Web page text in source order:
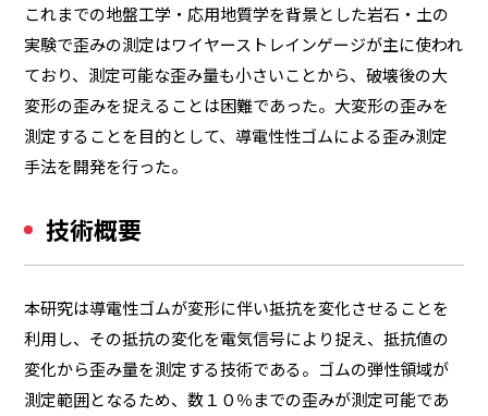
これまでの地盤工学・応用地質学を背景とした岩石・土の
実験で歪みの測定はワイヤーストレインゲージが主に使われ
ており、測定可能な歪み量も小さいことから、破壊後の大
変形の歪みを捉えることは困難であった。大変形の歪みを
測定することを目的として、導電性性ゴムによる歪み測定
手法を開発を行った。
技術概要
本研究は導電性ゴムが変形に伴い抵抗を変化させることを
利用し、その抵抗の変化を電気信号により捉え、抵抗値の
変化から歪み量を測定する技術である。ゴムの弾性領域が
測定範囲となるため、数１０％までの歪みが測定可能であ